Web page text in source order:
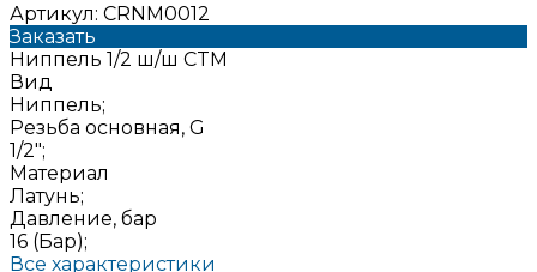
Артикул: CRNM0012
Заказать
Ниппель 1/2 ш/ш CTM
Вид
Ниппель;
Резьба основная, G
1/2";
Материал
Латунь;
Давление, бар
16 (Бар);
Все характеристики